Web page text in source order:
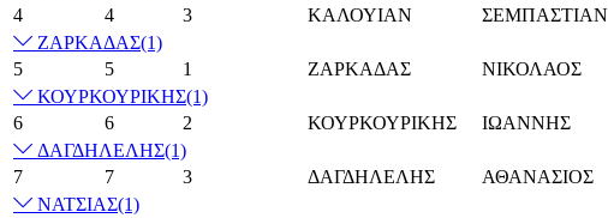
4
4 3 ΚΑΛΟΥΙΑΝ ΣΕΜΠΑΣΤΙΑΝ
ΖΑΡΚΑΔΑΣ(1)
5
5 1 ΖΑΡΚΑΔΑΣ ΝΙΚΟΛΑΟΣ
ΚΟΥΡΚΟΥΡΙΚΗΣ(1)
6
6 2 ΚΟΥΡΚΟΥΡΙΚΗΣ ΙΩΑΝΝΗΣ
ΔΑΓΔΗΛΕΛΗΣ(1)
7
7 3 ΔΑΓΔΗΛΕΛΗΣ ΑΘΑΝΑΣΙΟΣ
ΝΑΤΣΙΑΣ(1)